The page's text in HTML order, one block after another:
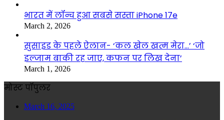
भारत में लॉन्च हुआ सबसे सस्ता iPhone 17e
March 2, 2026
सुसाइड के पहले ऐलान- ‘कल खेल खत्म मेरा…’ ‘जो
इल्जाम बाकी रह जाए, कफन पर लिख देना’
March 1, 2026
मोस्ट पॉपुलर
March 16, 2025